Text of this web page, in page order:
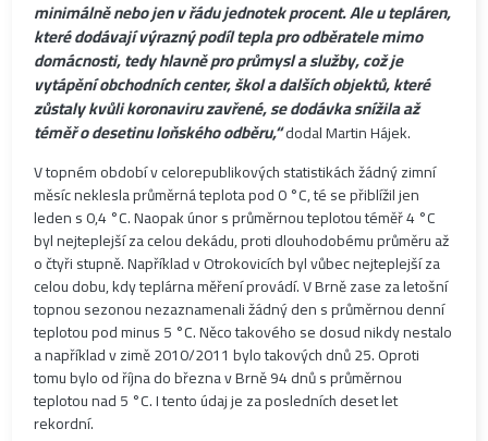
minimálně nebo jen v řádu jednotek procent. Ale u tepláren,
které dodávají výrazný podíl tepla pro odběratele mimo
domácnosti, tedy hlavně pro průmysl a služby, což je
vytápění obchodních center, škol a dalších objektů, které
zůstaly kvůli koronaviru zavřené, se dodávka snížila až
téměř o desetinu loňského odběru,“dodal Martin Hájek.
V topném období v celorepublikových statistikách žádný zimní
měsíc neklesla průměrná teplota pod 0 °C, té se přiblížil jen
leden s 0,4 °C. Naopak únor s průměrnou teplotou téměř 4 °C
byl nejteplejší za celou dekádu, proti dlouhodobému průměru až
o čtyři stupně. Například v Otrokovicích byl vůbec nejteplejší za
celou dobu, kdy teplárna měření provádí. V Brně zase za letošní
topnou sezonou nezaznamenali žádný den s průměrnou denní
teplotou pod minus 5 °C. Něco takového se dosud nikdy nestalo
a například v zimě 2010/2011 bylo takových dnů 25. Oproti
tomu bylo od října do března v Brně 94 dnů s průměrnou
teplotou nad 5 °C. I tento údaj je za posledních deset let
rekordní.